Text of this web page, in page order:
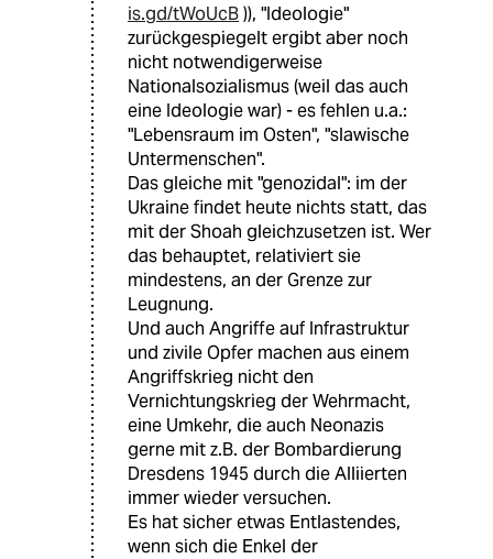
is.gd/tWoUcB)), "Ideologie"
zurückgespiegelt ergibt aber noch
nicht notwendigerweise
Nationalsozialismus (weil das auch
eine Ideologie war) - es fehlen u.a.:
"Lebensraum im Osten", "slawische
Untermenschen".
Das gleiche mit "genozidal": im der
Ukraine findet heute nichts statt, das
mit der Shoah gleichzusetzen ist. Wer
das behauptet, relativiert sie
mindestens, an der Grenze zur
Leugnung.
Und auch Angriffe auf Infrastruktur
und zivile Opfer machen aus einem
Angriffskrieg nicht den
Vernichtungskrieg der Wehrmacht,
eine Umkehr, die auch Neonazis
gerne mit z.B. der Bombardierung
Dresdens 1945 durch die Alliierten
immer wieder versuchen.
Es hat sicher etwas Entlastendes,
wenn sich die Enkel der